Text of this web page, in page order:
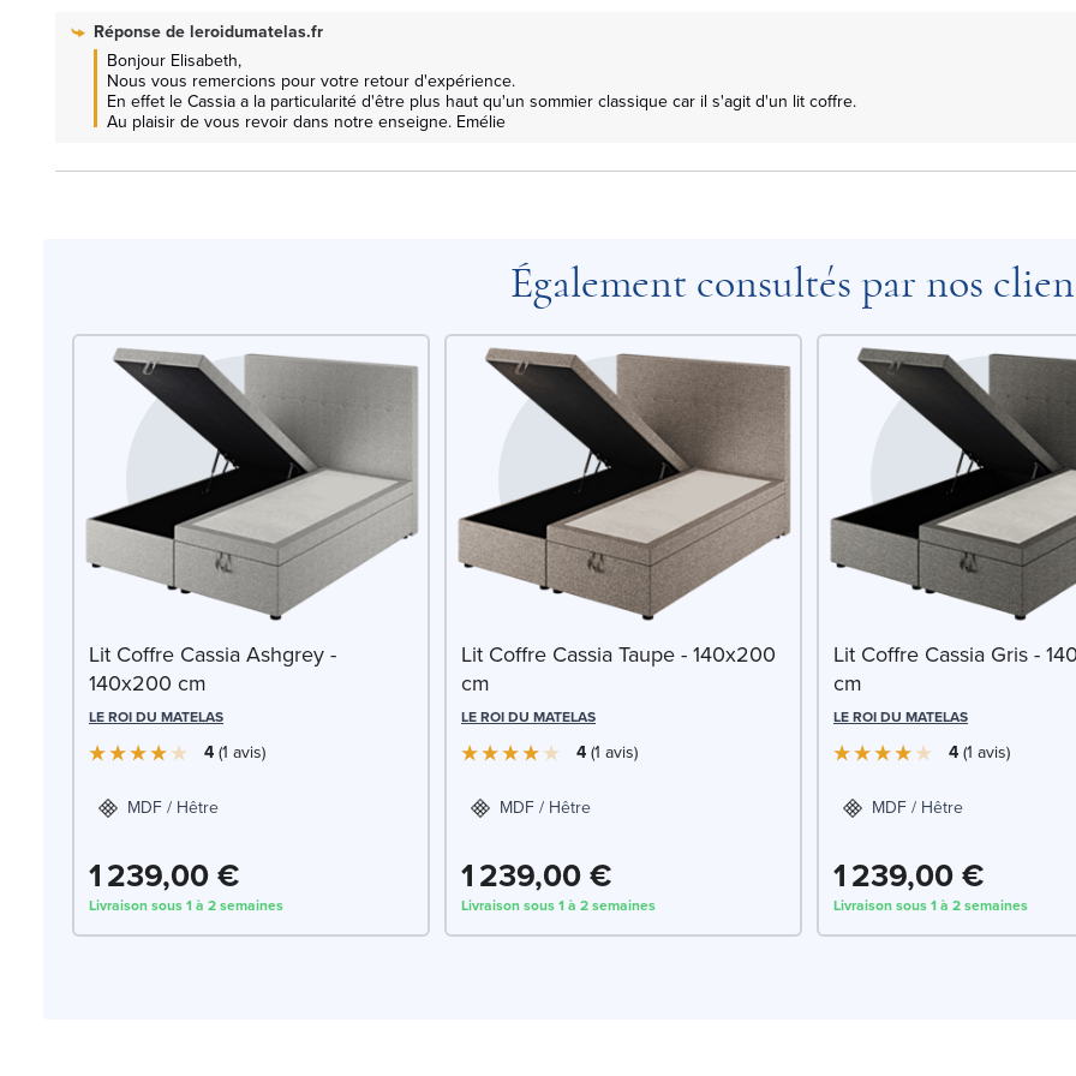
Réponse deleroidumatelas.fr
Bonjour Elisabeth,
Nous vous remercions pour votre retour d'expérience.
En effet le Cassia a la particularité d'être plus haut qu'un sommier classique car il s'agit d'un lit coffre.
Au plaisir de vous revoir dans notre enseigne. Emélie
Également consultés par nos
Lit Coffre Cassia Ashgrey -
140x200 cm
LE ROI DU MATELAS
4 1 avis
MDF / Hêtre
1 239,00 €
Livraison sous 1 à 2 semaines
Lit Coffre Cassia Taupe - 140x200
cm
LE ROI DU MATELAS
4 1 avis
MDF / Hêtre
1 239,00 €
Livraison sous 1 à 2 semaines
Lit Coffre Cassia Gris -
cm
LE ROI DU MATELAS
4 1 avis
MDF / Hêtre
1 239,00 €
Livraison sous 1 à 2 semaines